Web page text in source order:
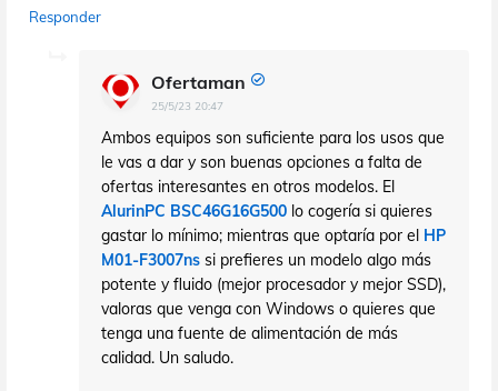
Responder
Ofertaman
25/5/23 20:47
Ambos equipos son suficiente para los usos que
le vas a dar y son buenas opciones a falta de
ofertas interesantes en otros modelos. El
AlurinPC BSC46G16G500 lo cogería si quieres
gastar lo mínimo; mientras que optaría por el HP
M01-F3007ns si prefieres un modelo algo más
potente y fluido (mejor procesador y mejor SSD),
valoras que venga con Windows o quieres que
tenga una fuente de alimentación de más
calidad. Un saludo.